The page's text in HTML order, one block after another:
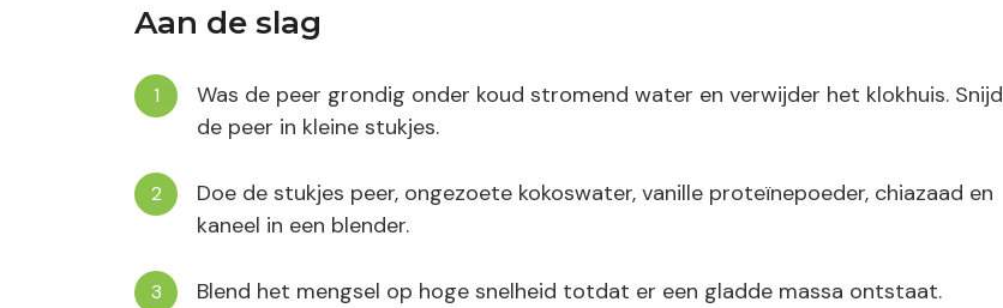
Aan de slag
Was de peer grondig onder koud stromend water en verwijder het klokhuis. Snijd
de peer in kleine stukjes.
Doe de stukjes peer, ongezoete kokoswater, vanille proteïnepoeder, chiazaad en
kaneel in een blender.
Blend het mengsel op hoge snelheid totdat er een gladde massa ontstaat.